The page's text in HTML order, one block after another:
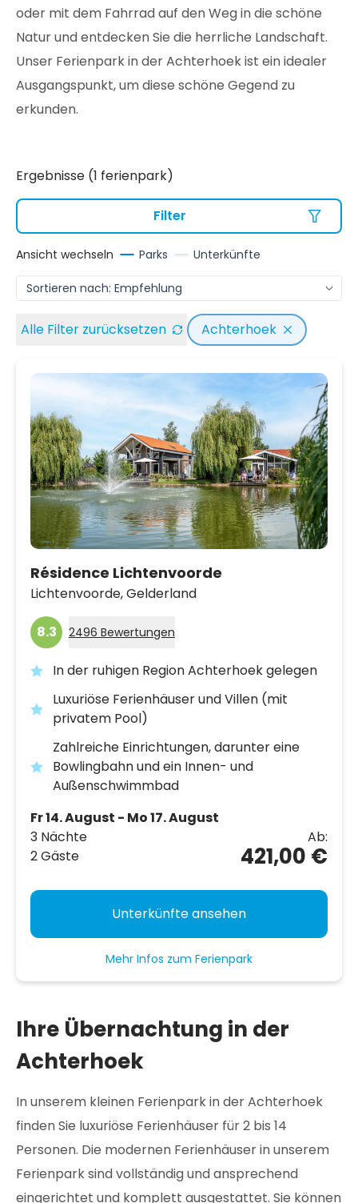
oder mit dem Fahrrad auf den Weg in die schöne
Natur und entdecken Sie die herrliche Landschaft.
Unser Ferienpark in der Achterhoek ist ein idealer
Ausgangspunkt, um diese schöne Gegend zu
erkunden.
Ergebnisse (1 ferienpark)
Filter
Ansicht wechseln Parks Unterkünfte
Alle Filter zurücksetzen Achterhoek
Résidence Lichtenvoorde
Lichtenvoorde,Gelderland
8.3 2496 Bewertungen
In der ruhigen Region Achterhoek gelegen
Luxuriöse Ferienhäuser und Villen (mit
privatem Pool)
Zahlreiche Einrichtungen, darunter eine
Bowlingbahn und ein Innen- und
Außenschwimmbad
Fr 14. August - Mo 17. August
3 Nächte
2 Gäste
Ab:
421,00 €
Unterkünfte ansehen
Mehr Infos zum Ferienpark
Ihre Übernachtung in der
Achterhoek
In unserem kleinen Ferienpark in der Achterhoek
finden Sie luxuriöse Ferienhäuser für 2 bis 14
Personen. Die modernen Ferienhäuser in unserem
Ferienpark sind vollständig und ansprechend
eingerichtet und komplett ausgestattet. Sie können